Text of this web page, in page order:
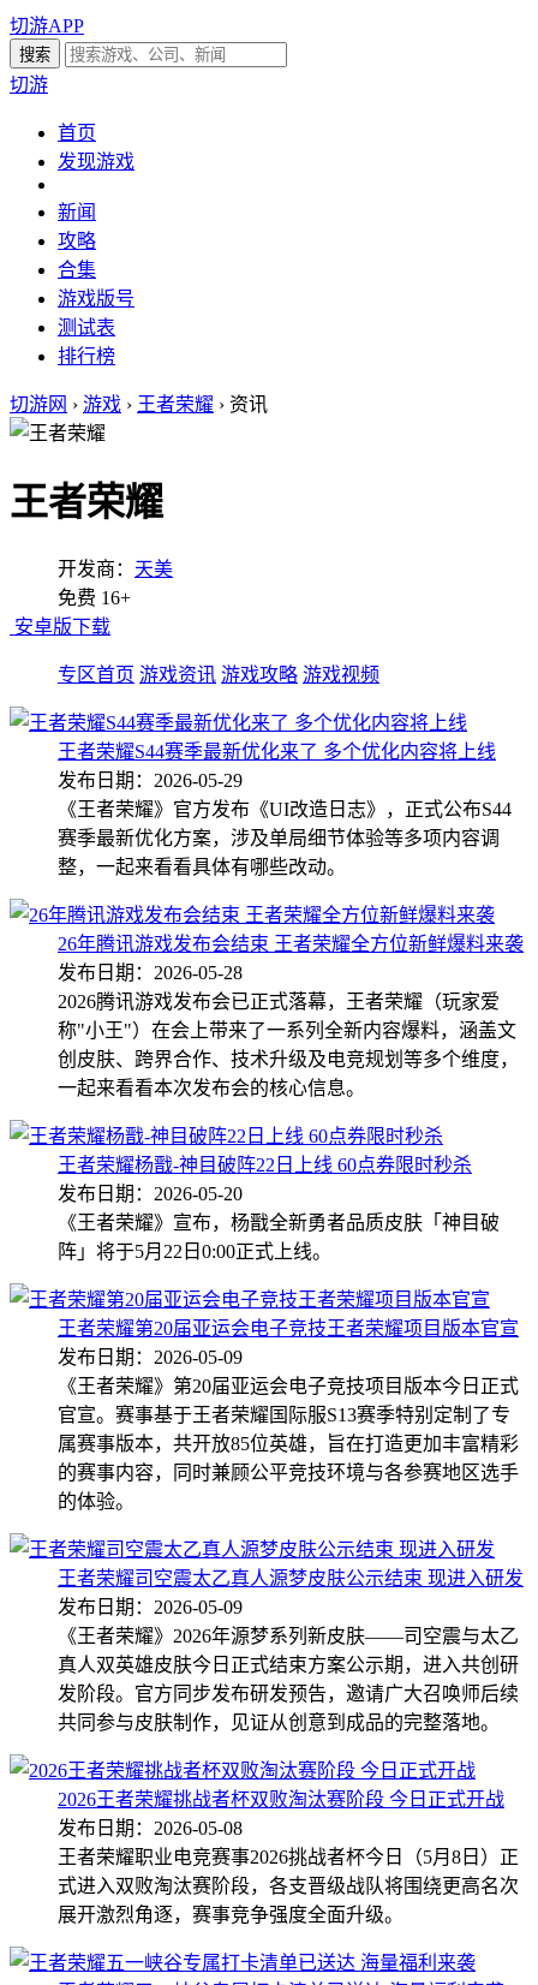
切游APP
切游
首页
发现游戏
新闻
攻略
合集
游戏版号
测试表
排行榜
切游网 › 游戏 › 王者荣耀 › 资讯
王者荣耀
开发商： 天美
免费 16+
安卓版下载
专区首页 游戏资讯 游戏攻略 游戏视频
王者荣耀S44赛季最新优化来了 多个优化内容将上线
发布日期：2026-05-29
《王者荣耀》官方发布《UI改造日志》，正式公布S44
赛季最新优化方案，涉及单局细节体验等多项内容调
整，一起来看看具体有哪些改动。
26年腾讯游戏发布会结束 王者荣耀全方位新鲜爆料来袭
发布日期：2026-05-28
2026腾讯游戏发布会已正式落幕，王者荣耀（玩家爱
称"小王"）在会上带来了一系列全新内容爆料，涵盖文
创皮肤、跨界合作、技术升级及电竞规划等多个维度，
一起来看看本次发布会的核心信息。
王者荣耀杨戬-神目破阵22日上线 60点券限时秒杀
发布日期：2026-05-20
《王者荣耀》宣布，杨戬全新勇者品质皮肤「神目破
阵」将于5月22日0:00正式上线。
王者荣耀第20届亚运会电子竞技王者荣耀项目版本官宣
发布日期：2026-05-09
《王者荣耀》第20届亚运会电子竞技项目版本今日正式
官宣。赛事基于王者荣耀国际服S13赛季特别定制了专
属赛事版本，共开放85位英雄，旨在打造更加丰富精彩
的赛事内容，同时兼顾公平竞技环境与各参赛地区选手
的体验。
王者荣耀司空震太乙真人源梦皮肤公示结束 现进入研发
发布日期：2026-05-09
《王者荣耀》2026年源梦系列新皮肤——司空震与太乙
真人双英雄皮肤今日正式结束方案公示期，进入共创研
发阶段。官方同步发布研发预告，邀请广大召唤师后续
共同参与皮肤制作，见证从创意到成品的完整落地。
2026王者荣耀挑战者杯双败淘汰赛阶段 今日正式开战
发布日期：2026-05-08
王者荣耀职业电竞赛事2026挑战者杯今日（5月8日）正
式进入双败淘汰赛阶段，各支晋级战队将围绕更高名次
展开激烈角逐，赛事竞争强度全面升级。